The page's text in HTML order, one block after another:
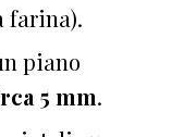
farina).
piano
5 mm.